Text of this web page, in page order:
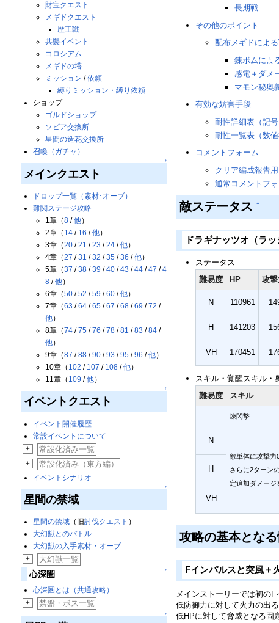
財宝クエスト
メギドクエスト
歴王戦
共襲イベント
コロシアム
メギドの塔
ミッション /依頼
縛りミッション・縛り依頼
ショップ
ゴルドショップ
ソピア交換所
星間の造花交換所
召喚（ガチャ）
↑
メインクエスト
ドロップ一覧（素材･オーブ）
難関ステージ攻略
1章（8/他）
2章（ 14/ 16 /他）
3章（20/21 /23 /24/他）
4章（27 /31 /32 /35/36 /他）
5章（37 /38/39 /40/43 /44/47 /4
8/他）
6章（50/52 /59 /60/他）
7章（63 /64/65/67 /68/69 /72 /
他）
8章（74/75/76 /78/81 /83 /84/
他）
9章（87 /88/90/93 /95/96 /他）
10章（ 102 / 107 / 108/他）
11章（ 109 /他）
↑
イベントクエスト
イベント開催履歴
常設イベントについて
+
常設化済み一覧
+ 常設化済み（東方編）
イベントシナリオ
↑
星間の禁域
星間の禁域（旧討伐クエスト ）
大幻獣とのバトル
大幻獣の入手素材・オーブ
+
大幻獣一覧
↑
心深圏
心深圏とは（共通攻略）
+
禁盤・ボス一覧
↑
長期戦
その他のポイント
配布メギドによ
錬ボムによ
感電＋ダメ
マモン秘奥
有効な妨害手段
耐性詳細表（記号
耐性一覧表（数値
コメントフォーム
クリア編成報告
通常コメントフ
敵ステータス†
ドラギナッツオ（ラ
ステータス
難易度
HP 攻撃
N 110961
H 141203
VH 170451
スキル・覚醒スキル・
難易度
スキル
煉閃撃
N
敵単体に攻撃力
さらに2ターン
定追加ダメージ
H
VH
攻略の基本とな
Fインパルスと突風＋
メインストーリーでは初のF
低防御力に対して火力の出
低HPに対して脅威となる固